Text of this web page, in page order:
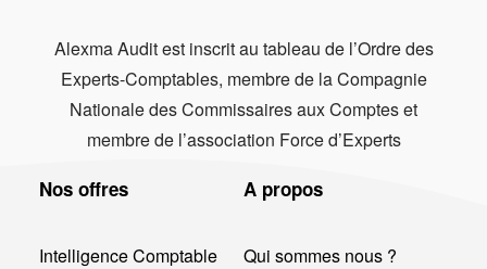
Alexma Audit est inscrit au tableau de l’Ordre des
Experts-Comptables, membre de la Compagnie
Nationale des Commissaires aux Comptes et
membre de l’association Force d’Experts
Nos offres
Intelligence Comptable
A propos
Qui sommes nous ?